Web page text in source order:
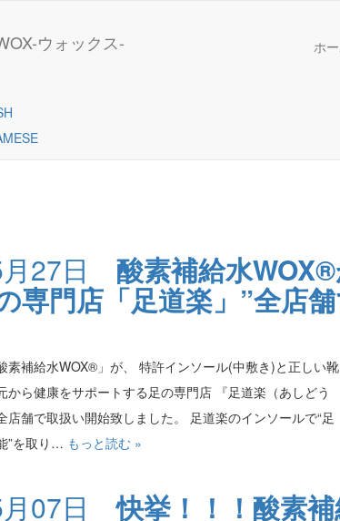
ホ
27日 酸素補給水
専門店「足道楽」”全店
素補給水WOX®」が、 特許インソール(中敷き)と正しい靴
から健康をサポートする足の専門店 『足道楽（あしどう
店舗で取扱い開始致しました。 足道楽のインソールで“足
”を取り… もっと読む »
月07日快挙！！！酸素